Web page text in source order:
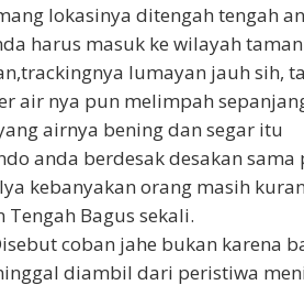
lokasinya ditengah tengah
harus masuk ke wilayah
lumayan jauh sih,
air nya pun melimpah
airnya bening dan segar itu
anda berdesak desakan
kebanyakan orang masih
Tengah Bagus sekali.
coban jahe bukan karena
diambil dari peristiwa